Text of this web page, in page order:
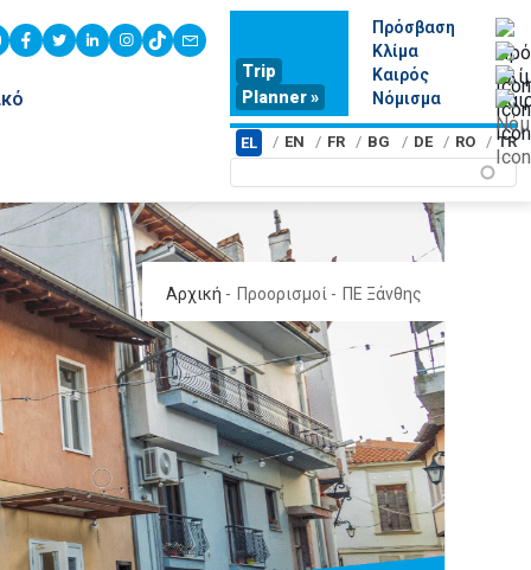
youtubefacebook
twitterlinkedininstagram
tiktokcontact
Trip
Planner »
Πρόσβαση
Κλίμα
Καιρός
Νόμισμα
EL EN FR BG DE RO TR
Αρχική - Προορισμοί - ΠΕ Ξάνθης